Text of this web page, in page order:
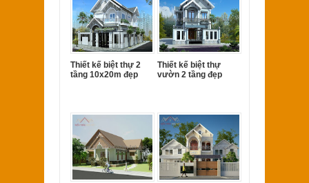
Thiết kế biệt thự 2
tầng 10x20m đẹp
Thiết kế biệt thự
vườn 2 tầng đẹp